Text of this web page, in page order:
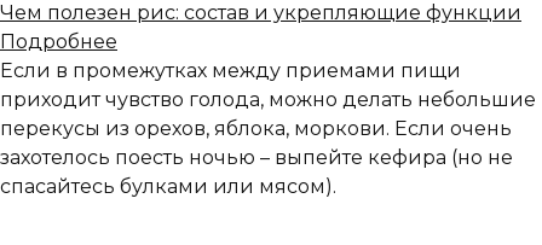
Чем полезен рис: состав и укрепляющие функции
Подробнее
Если в промежутках между приемами пищи
приходит чувство голода, можно делать небольшие
перекусы из орехов, яблока, моркови. Если очень
захотелось поесть ночью – выпейте кефира (но не
спасайтесь булками или мясом).